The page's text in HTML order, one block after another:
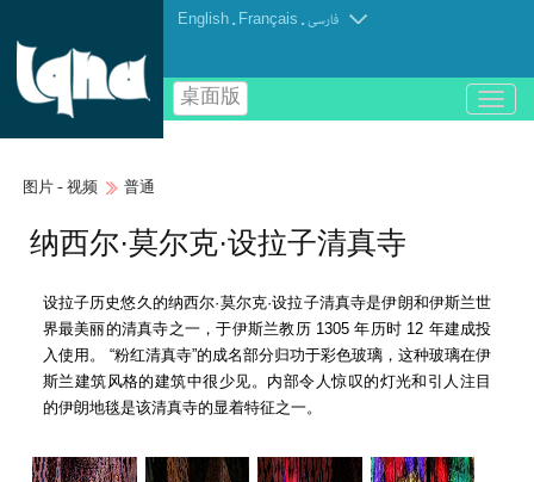
English . Français .فارسی
桌面版
باز
و
图片 - 视频 普通
纳西尔·莫尔克·设拉子清真寺
设拉子历史悠久的纳西尔·莫尔克·设拉子清真寺是伊朗和伊斯兰世
界最美丽的清真寺之一，于伊斯兰教历 1305 年历时 12 年建成投
入使用。 “粉红清真寺”的成名部分归功于彩色玻璃，这种玻璃在伊
斯兰建筑风格的建筑中很少见。内部令人惊叹的灯光和引人注目
的伊朗地毯是该清真寺的显着特征之一。